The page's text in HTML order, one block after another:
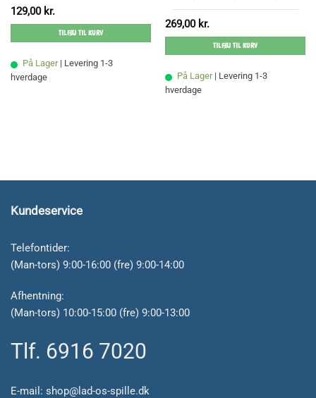
129,00 kr.
TILFØJ TIL KURV
På Lager | Levering 1-3
hverdage
269,00 kr.
TILFØJ TIL KURV
På Lager | Levering 1-3
hverdage
Kundeservice
Telefontider:
(Man-tors) 9:00-16:00 (fre) 9:00-14:00
Afhentning:
(Man-tors) 10:00-15:00 (fre) 9:00-13:00
Tlf. 6916 7020
E-mail: shop@lad-os-spille.dk